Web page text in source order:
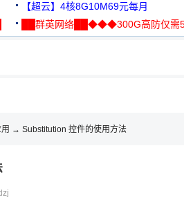
88元/月
【超云】4核8G10M69元每月
██群英网络██◆◆◆300G高防仅需
，理性选择
告，理性选择
，理性选择
告，理性选择
→ Substitution 控件的使用方法